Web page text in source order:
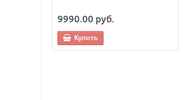
9990.00 руб.
Купить